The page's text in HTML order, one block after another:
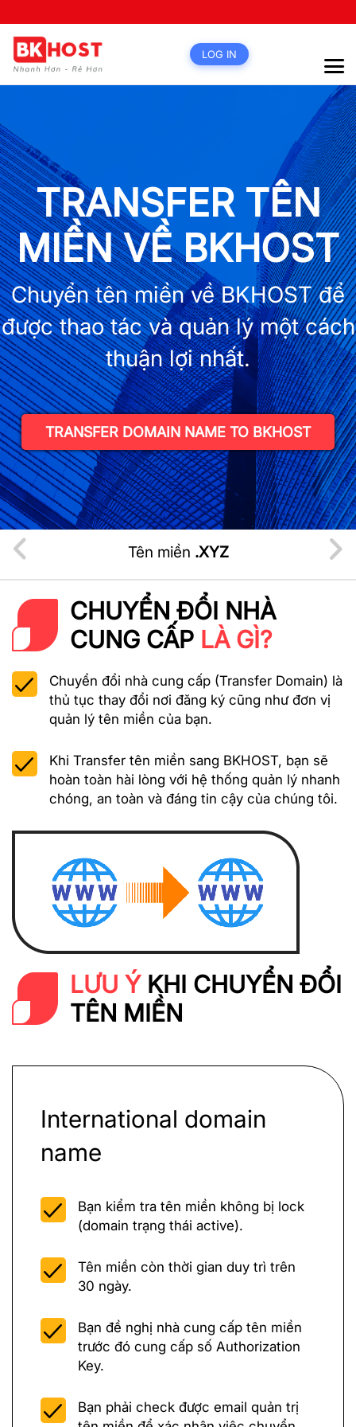
LOG IN
TRANSFER TÊN
MIỀN VỀ BKHOST
Chuyển tên miền về BKHOST để
được thao tác và quản lý một cách
thuận lợi nhất.
TRANSFER DOMAIN NAME TO BKHOST
Tên miền .XYZ
CHUYỂN ĐỔI NHÀ
CUNG CẤP LÀ GÌ?
Chuyển đổi nhà cung cấp (Transfer Domain) là
thủ tục thay đổi nơi đăng ký cũng như đơn vị
quản lý tên miền của bạn.
Khi Transfer tên miền sang BKHOST, bạn sẽ
hoàn toàn hài lòng với hệ thống quản lý nhanh
chóng, an toàn và đáng tin cậy của chúng tôi.
LƯU ÝKHI CHUYỂN ĐỔI
TÊN MIỀN
International domain
name
Bạn kiểm tra tên miền không bị lock
(domain trạng thái active).
Tên miền còn thời gian duy trì trên
30 ngày.
Bạn đề nghị nhà cung cấp tên miền
trước đó cung cấp số Authorization
Key.
Bạn phải check được email quản trị